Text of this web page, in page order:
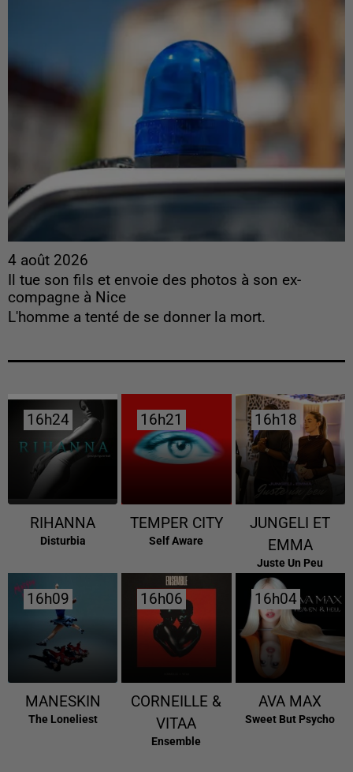
4 août 2026
Il tue son fils et envoie des photos à son ex-
compagne à Nice
L'homme a tenté de se donner la mort.
16h24
16h24
RIHANNA
Disturbia
16h21
16h21
TEMPER CITY
Self Aware
16h18
16h18
JUNGELI ET
EMMA
Juste Un Peu
16h09
16h09
MANESKIN
The Loneliest
16h06
16h06
CORNEILLE &
VITAA
Ensemble
16h04
16h04
AVA MAX
Sweet But Psycho